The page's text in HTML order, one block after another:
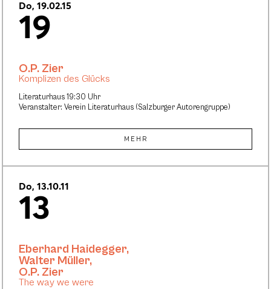
Do, 19.02.15
19
Literaturhaus 19:30 Uhr
Veranstalter: Verein Literaturhaus (Salzburger Autorengruppe)
O.P. Zier
Komplizen des Glücks
MEHR
Do, 13.10.11
13
Eberhard Haidegger,
Walter Müller,
O.P. Zier
The way we were